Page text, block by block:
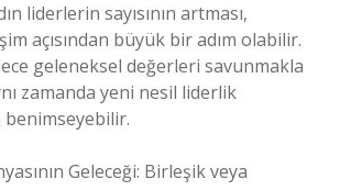
liderlerin sayısının artması,
açısından büyük bir adım olabilir.
geleneksel değerleri savunmakla
zamanda yeni nesil liderlik
benimseyebilir.
Geleceği: Birleşik veya